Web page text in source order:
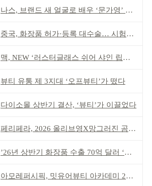
나스, 브랜드 새 얼굴로 배우 ‘문가영’ 발탁
중국, 화장품 허가·등록 대수술… 시험자료 공용 허용
맥, NEW ‘러스터글래스 쉬어 샤인 립스틱’ 출시
뷰티 유통 제 3지대 ‘오프뷰티’가 떴다
다이소몰 상반기 결산, ‘뷰티’가 이끌었다
페리페라, 2026 올리브영X망그러진 곰 콜라보
’26년 상반기 화장품 수출 70억 달러 ‘역대 최고’
아모레퍼시픽, 밋유어뷰티 아카데미 2기 발대식